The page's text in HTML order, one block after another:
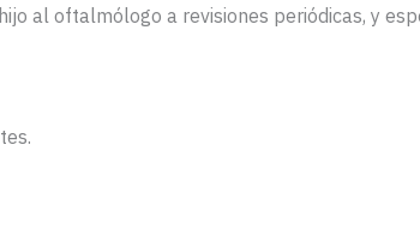
al oftalmólogo a revisiones periódicas, y